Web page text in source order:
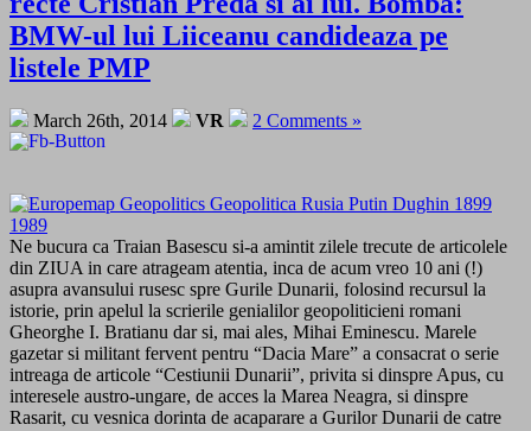
BMW-ul lui Liiceanu candideaza pe
listele PMP
March 26th, 2014 VR 2 Comments »
Ne bucura ca Traian Basescu si-a amintit zilele trecute de articolele
din ZIUA in care atrageam atentia, inca de acum vreo 10 ani (!)
asupra avansului rusesc spre Gurile Dunarii, folosind recursul la
istorie, prin apelul la scrierile genialilor geopoliticieni romani
Gheorghe I. Bratianu dar si, mai ales, Mihai Eminescu. Marele
gazetar si militant fervent pentru “Dacia Mare” a consacrat o serie
intreaga de articole “Cestiunii Dunarii”, privita si dinspre Apus, cu
interesele austro-ungare, de acces la Marea Neagra, si dinspre
Rasarit, cu vesnica dorinta de acaparare a Gurilor Dunarii de catre